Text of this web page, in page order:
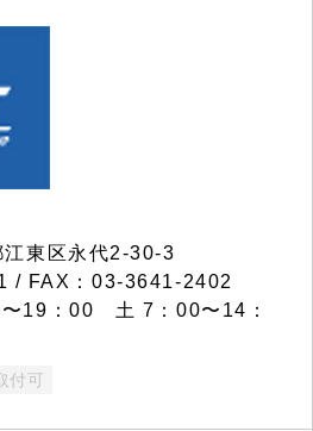
東区永代2-30-3
/ FAX：03-3641-2402
19：00 土 7：00〜14：
付可